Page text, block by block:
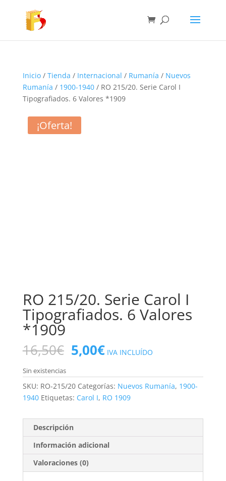
Inicio/ Tienda / Internacional / Rumanía / Nuevos
Rumanía / 1900-1940/ RO 215/20. Serie Carol I
Tipografiados. 6 Valores *1909
¡Oferta!
RO 215/20. Serie Carol I
Tipografiados. 6 Valores
*1909
16,50€ El
precio
original
era:
16,50€.
5,00€El
precio
actual
es:
5,00€.
IVA INCLUÍDO
Sin existencias
SKU: RO-215/20 Categorías: Nuevos Rumanía, 1900-
1940 Etiquetas: Carol I, RO 1909
Descripción
Información adicional
Valoraciones (0)